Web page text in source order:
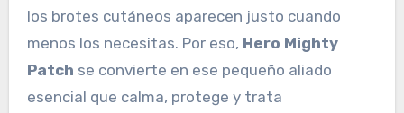
los brotes cutáneos aparecen justo cuando
menos los necesitas. Por eso, Hero Mighty
Patch se convierte en ese pequeño aliado
esencial que calma, protege y trata